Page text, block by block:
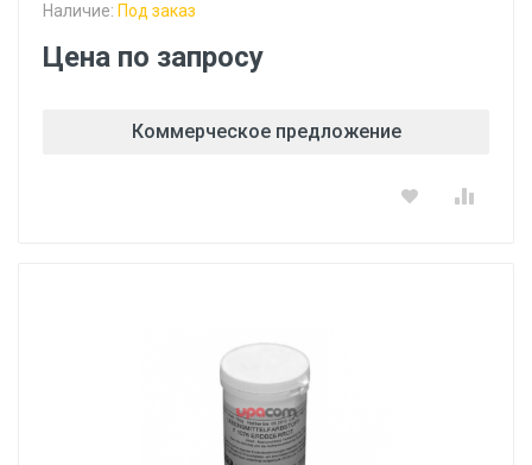
Наличие: Под заказ
Цена по запросу
Коммерческое предложение